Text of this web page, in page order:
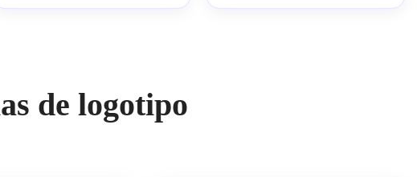
bordas suaves e personalidade
sensação de iluminação calma e uma
de logotipo